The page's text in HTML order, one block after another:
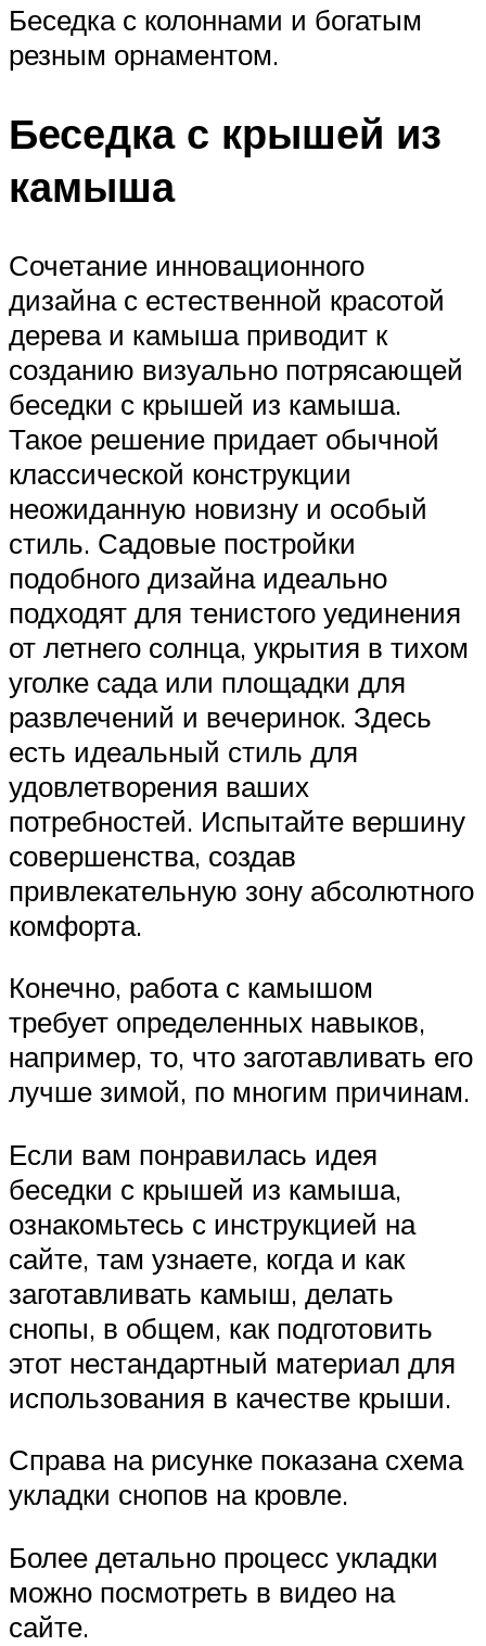
Беседка с колоннами и богатым
резным орнаментом.
Беседка с крышей из
камыша
Сочетание инновационного
дизайна с естественной красотой
дерева и камыша приводит к
созданию визуально потрясающей
беседки с крышей из камыша.
Такое решение придает обычной
классической конструкции
неожиданную новизну и особый
стиль. Садовые постройки
подобного дизайна идеально
подходят для тенистого уединения
от летнего солнца, укрытия в тихом
уголке сада или площадки для
развлечений и вечеринок. Здесь
есть идеальный стиль для
удовлетворения ваших
потребностей. Испытайте вершину
совершенства, создав
привлекательную зону абсолютного
комфорта.
Конечно, работа с камышом
требует определенных навыков,
например, то, что заготавливать его
лучше зимой, по многим причинам.
Если вам понравилась идея
беседки с крышей из камыша,
ознакомьтесь с инструкцией на
сайте, там узнаете, когда и как
заготавливать камыш, делать
снопы, в общем, как подготовить
этот нестандартный материал для
использования в качестве крыши.
Справа на рисунке показана схема
укладки снопов на кровле.
Более детально процесс укладки
можно посмотреть в видео на
сайте.